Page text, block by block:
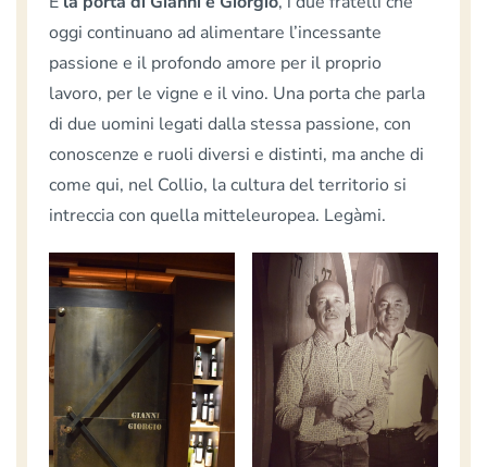
oggi continuano ad alimentare l’incessante
passione e il profondo amore per il proprio
lavoro, per le vigne e il vino. Una porta che parla
di due uomini legati dalla stessa passione, con
conoscenze e ruoli diversi e distinti, ma anche di
come qui, nel Collio, la cultura del territorio si
intreccia con quella mitteleuropea. Legàmi.